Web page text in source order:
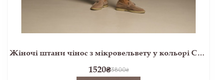
Жіночі штани чінос з мікровельвету у кольорі Camel
1520₴3800₴